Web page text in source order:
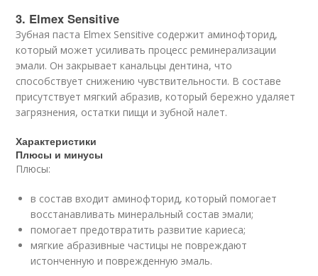
3. Elmex Sensitive
Зубная паста Elmex Sensitive содержит аминофторид,
который может усиливать процесс реминерализации
эмали. Он закрывает канальцы дентина, что
способствует снижению чувствительности. В составе
присутствует мягкий абразив, который бережно удаляет
загрязнения, остатки пищи и зубной налет.
Характеристики
Плюсы и минусы
Плюсы:
в состав входит аминофторид, который помогает
восстанавливать минеральный состав эмали;
помогает предотвратить развитие кариеса;
мягкие абразивные частицы не повреждают
истонченную и поврежденную эмаль.